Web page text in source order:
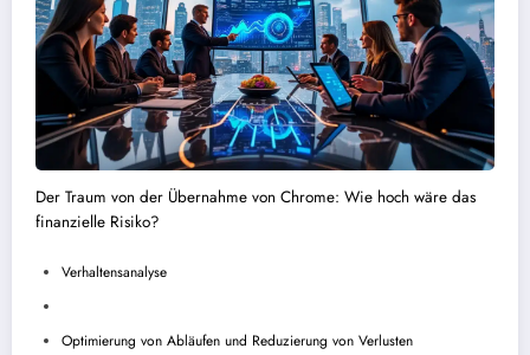
Der Traum von der Übernahme von Chrome: Wie hoch wäre das
finanzielle Risiko?
Verhaltensanalyse
Optimierung von Abläufen und Reduzierung von Verlusten